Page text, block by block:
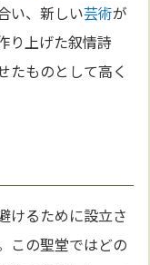
い、新しい芸術が
り上げた叙情詩
たものとして高く
けるために設立さ
この聖堂ではどの